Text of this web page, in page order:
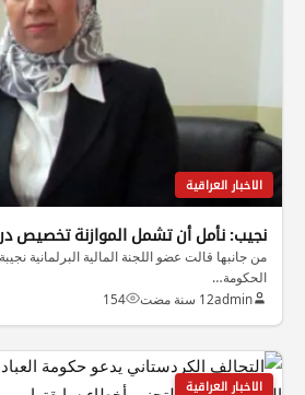
الاخبار العراقية
نجيب: نأمل أن تشمل الموازنة تخصيص
من جانبها قالت عضو اللجنة المالية البرلمانية
الحكومة…
admin12 سنة مضت 154
الاخبار العراقية